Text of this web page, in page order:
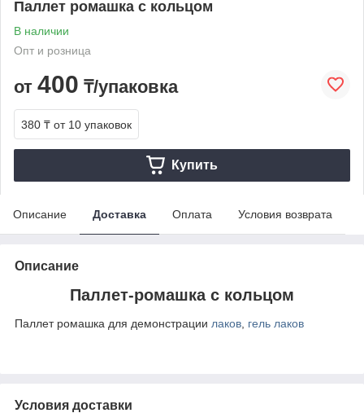
Паллет ромашка с кольцом
В наличии
Опт и розница
от 400 ₸/упаковка
380 ₸ от 10 упаковок
Купить
Описание Доставка Оплата Условия возврата
Описание
Паллет-ромашка с кольцом
Паллет ромашка для демонстрации лаков, гель лаков
Условия доставки